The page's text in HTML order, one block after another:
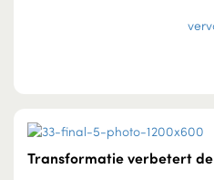
Transformatie verbetert